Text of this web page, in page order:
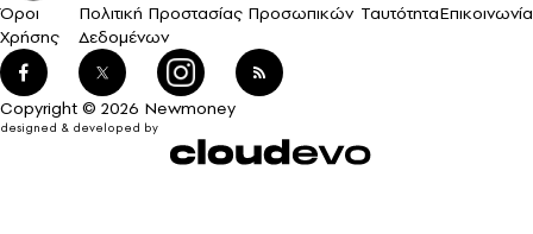
Όροι
Χρήσης
Πολιτική Προστασίας Προσωπικών
Δεδομένων
ΤαυτότηταΕπικοινωνία
Copyright © 2026 Newmoney
designed & developed by